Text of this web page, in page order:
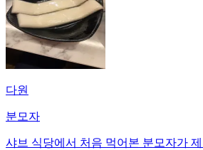
다원
분모자
샤브 식당에서 처음 먹어본 분모자가